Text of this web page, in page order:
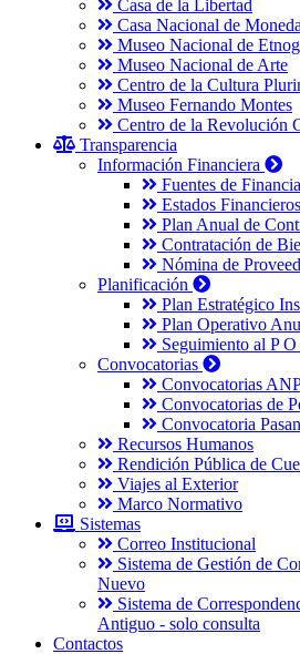
Casa de la Libertad
Casa Nacional de Moneda
Museo Nacional de
Museo Nacional de Arte
Centro de la Cultura
Museo Fernando Montes
Centro de la Revolución
Transparencia
Información Financiera
Fuentes de
Estados Financieros
Plan Anual de
Contratación de
Nómina de
Planificación
Plan Estratégico
Plan Operativo
Seguimiento al P O
Convocatorias
Convocatorias
Convocatorias de
Convocatoria
Recursos Humanos
Rendición Pública de
Viajes al Exterior
Marco Normativo
Sistemas
Correo Institucional
Sistema de Gestión de
Nuevo
Sistema de
Antiguo - solo consulta
Contactos